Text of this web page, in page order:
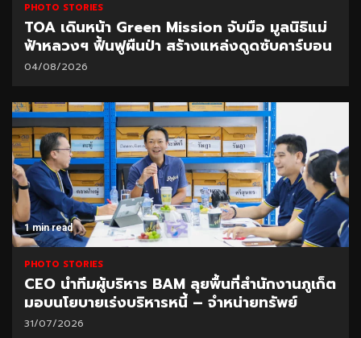
PHOTO STORIES
TOA เดินหน้า Green Mission จับมือ มูลนิธิแม่
ฟ้าหลวงฯ ฟื้นฟูผืนป่า สร้างแหล่งดูดซับคาร์บอน
04/08/2026
1 min read
PHOTO STORIES
CEO นำทีมผู้บริหาร BAM ลุยพื้นที่สำนักงานภูเก็ต
มอบนโยบายเร่งบริหารหนี้ – จำหน่ายทรัพย์
31/07/2026